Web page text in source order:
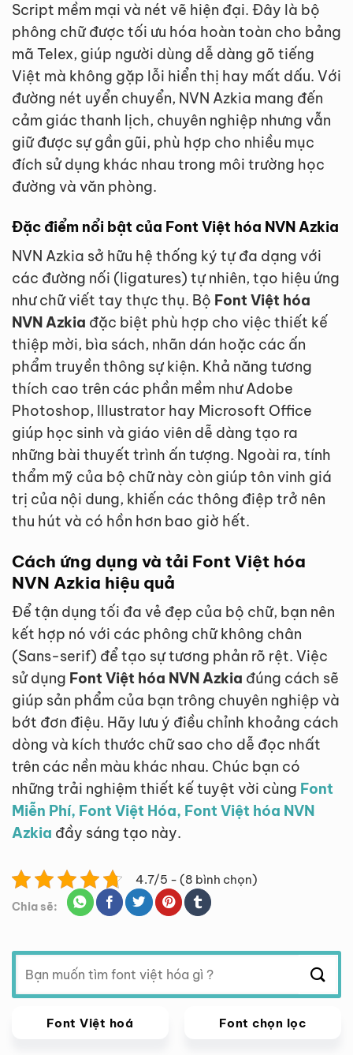
Script mềm mại và nét vẽ hiện đại. Đây là bộ
phông chữ được tối ưu hóa hoàn toàn cho bảng
mã Telex, giúp người dùng dễ dàng gõ tiếng
Việt mà không gặp lỗi hiển thị hay mất dấu. Với
đường nét uyển chuyển, NVN Azkia mang đến
cảm giác thanh lịch, chuyên nghiệp nhưng vẫn
giữ được sự gần gũi, phù hợp cho nhiều mục
đích sử dụng khác nhau trong môi trường học
đường và văn phòng.
Đặc điểm nổi bật của Font Việt hóa NVN Azkia
NVN Azkia sở hữu hệ thống ký tự đa dạng với
các đường nối (ligatures) tự nhiên, tạo hiệu ứng
như chữ viết tay thực thụ. Bộ Font Việt hóa
NVN Azkia đặc biệt phù hợp cho việc thiết kế
thiệp mời, bìa sách, nhãn dán hoặc các ấn
phẩm truyền thông sự kiện. Khả năng tương
thích cao trên các phần mềm như Adobe
Photoshop, Illustrator hay Microsoft Office
giúp học sinh và giáo viên dễ dàng tạo ra
những bài thuyết trình ấn tượng. Ngoài ra, tính
thẩm mỹ của bộ chữ này còn giúp tôn vinh giá
trị của nội dung, khiến các thông điệp trở nên
thu hút và có hồn hơn bao giờ hết.
Cách ứng dụng và tải Font Việt hóa
NVN Azkia hiệu quả
Để tận dụng tối đa vẻ đẹp của bộ chữ, bạn nên
kết hợp nó với các phông chữ không chân
(Sans-serif) để tạo sự tương phản rõ rệt. Việc
sử dụng Font Việt hóa NVN Azkia đúng cách sẽ
giúp sản phẩm của bạn trông chuyên nghiệp và
bớt đơn điệu. Hãy lưu ý điều chỉnh khoảng cách
dòng và kích thước chữ sao cho dễ đọc nhất
trên các nền màu khác nhau. Chúc bạn có
những trải nghiệm thiết kế tuyệt vời cùng Font
Miễn Phí, Font Việt Hóa, Font Việt hóa NVN
Azkia đầy sáng tạo này.
4.7/5 - (8 bình chọn)
Chia sẽ:
Tìm
kiếm:
Font Việt hoá Font chọn lọc